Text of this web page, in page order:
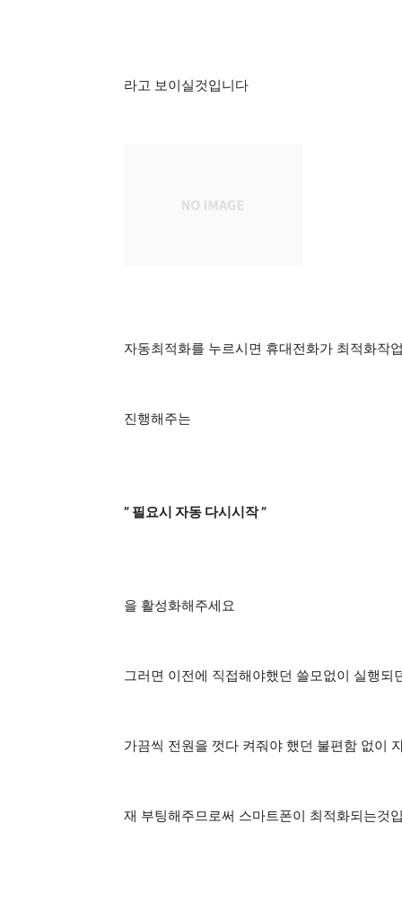
라고 보이실것입니다
자동최적화를 누르시면 휴대전화가 최적화작
진행해주는
” 필요시 자동 다시시작 ”
을 활성화해주세요
그러면 이전에 직접해야했던 쓸모없이 실행되
가끔씩 전원을 껏다 켜줘야 했던 불편함 없이
재 부팅해주므로써 스마트폰이 최적화되는것